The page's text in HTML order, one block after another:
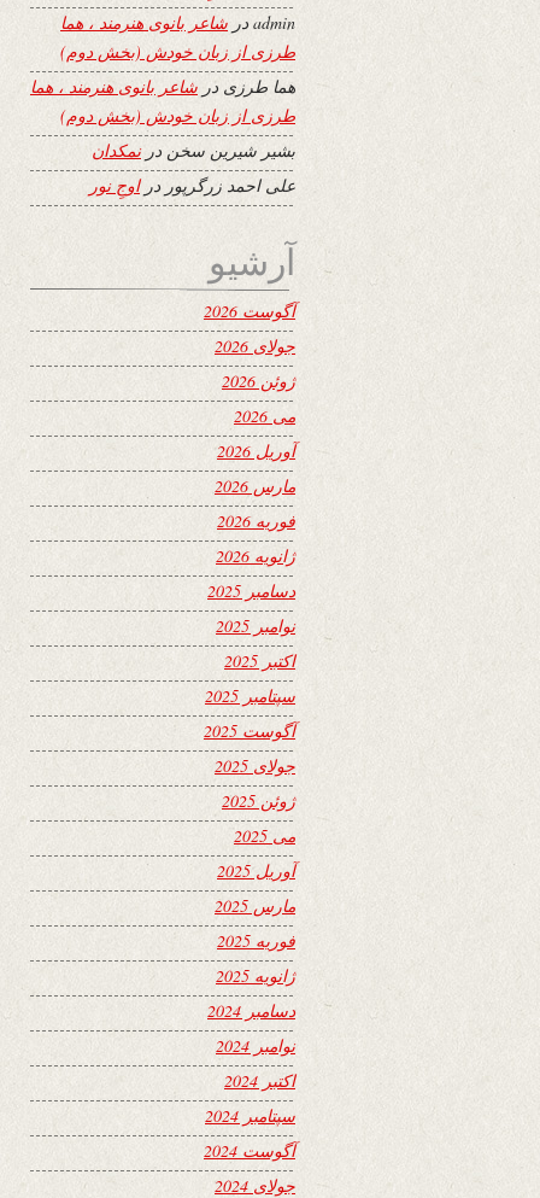
adminدر شاعر بانوی هنرمند ، هما
طرزی از زبان خودش (بخش دوم)
هما طرزی در شاعر بانوی هنرمند ، هما
طرزی از زبان خودش (بخش دوم)
بشیر شیرین سخن درنمکدان
علی احمد زرگرپور دراوجِ نور
آرشیو
آگوست 2026
جولای 2026
ژوئن 2026
می 2026
آوریل 2026
مارس 2026
فوریه 2026
ژانویه 2026
دسامبر 2025
نوامبر 2025
اکتبر 2025
سپتامبر 2025
آگوست 2025
جولای 2025
ژوئن 2025
می 2025
آوریل 2025
مارس 2025
فوریه 2025
ژانویه 2025
دسامبر 2024
نوامبر 2024
اکتبر 2024
سپتامبر 2024
آگوست 2024
جولای 2024